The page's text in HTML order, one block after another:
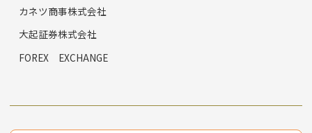
カネツ商事株式会社
大起証券株式会社
FOREX EXCHANGE